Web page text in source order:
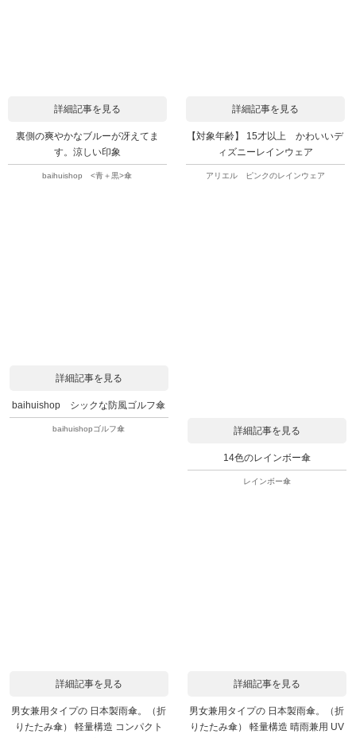
詳細記事を見る
裏側の爽やかなブルーが冴えてま
す。涼しい印象
baihuishop <青＋黒>傘
詳細記事を見る
【対象年齢】 15才以上 かわいいデ
ィズニーレインウェア
アリエル ピンクのレインウェア
詳細記事を見る
baihuishop シックな防風ゴルフ傘
baihuishopゴルフ傘 詳細記事を見る
14色のレインボー傘
レインボー傘
詳細記事を見る
男女兼用タイプの 日本製雨傘。（折
りたたみ傘） 軽量構造 コンパクト
詳細記事を見る
男女兼用タイプの 日本製雨傘。（折
りたたみ傘） 軽量構造 晴雨兼用 UV